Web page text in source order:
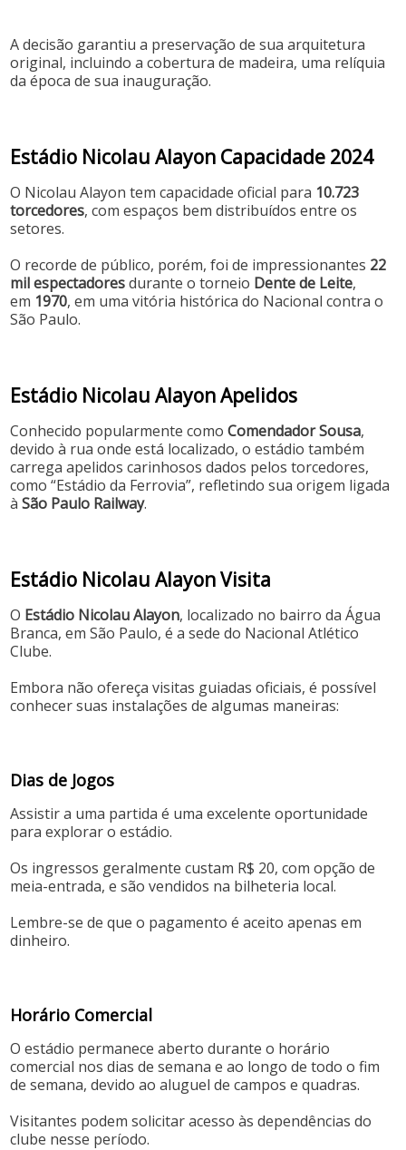
A decisão garantiu a preservação de sua arquitetura
original, incluindo a cobertura de madeira, uma relíquia
da época de sua inauguração.
Estádio Nicolau Alayon Capacidade 2024
O Nicolau Alayon tem capacidade oficial para 10.723
torcedores, com espaços bem distribuídos entre os
setores.
O recorde de público, porém, foi de impressionantes 22
mil espectadoresdurante o torneio Dente de Leite,
em 1970, em uma vitória histórica do Nacional contra o
São Paulo.
Estádio Nicolau Alayon Apelidos
Conhecido popularmente comoComendador Sousa,
devido à rua onde está localizado, o estádio também
carrega apelidos carinhosos dados pelos torcedores,
como “Estádio da Ferrovia”, refletindo sua origem ligada
àSão Paulo Railway.
Estádio Nicolau Alayon Visita
O Estádio Nicolau Alayon, localizado no bairro da Água
Branca, em São Paulo, é a sede do Nacional Atlético
Clube.
Embora não ofereça visitas guiadas oficiais, é possível
conhecer suas instalações de algumas maneiras:
Dias de Jogos
Assistir a uma partida é uma excelente oportunidade
para explorar o estádio.
Os ingressos geralmente custam R$ 20, com opção de
meia-entrada, e são vendidos na bilheteria local.
Lembre-se de que o pagamento é aceito apenas em
dinheiro.
Horário Comercial
O estádio permanece aberto durante o horário
comercial nos dias de semana e ao longo de todo o fim
de semana, devido ao aluguel de campos e quadras.
Visitantes podem solicitar acesso às dependências do
clube nesse período.